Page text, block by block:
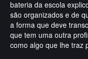
bateria da escola
são organizados e de
a forma que deve
que tem uma outra
como algo que lhe traz